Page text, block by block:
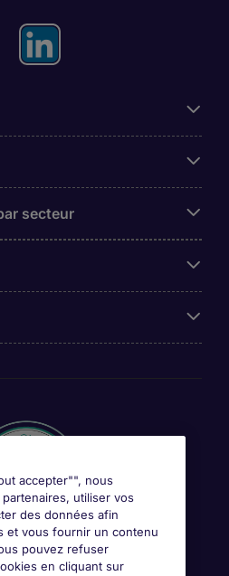
secteur
accepter"", nous
utiliser vos
des données afin
et vous fournir un contenu
pouvez refuser
en cliquant sur